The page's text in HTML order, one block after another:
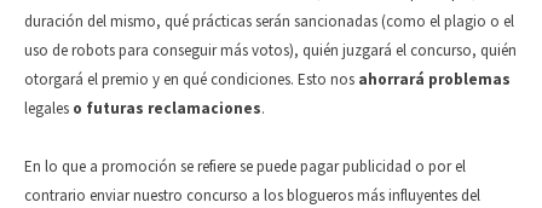
duración del mismo, qué prácticas serán sancionadas (como el plagio o el
uso de robots para conseguir más votos), quién juzgará el concurso, quién
otorgará el premio y en qué condiciones. Esto nos ahorrará problemas
legales o futuras reclamaciones.
En lo que a promoción se refiere se puede pagar publicidad o por el
contrario enviar nuestro concurso a los blogueros más influyentes del